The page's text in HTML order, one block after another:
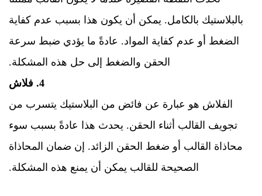
بالبلاستيك بالكامل. يمكن أن يكون هذا بسبب عدم كفاية
الضغط أو عدم كفاية المواد. عادةً ما يؤدي ضبط سرعة
الحقن والضغط إلى حل هذه المشكلة.
4. فلاش
الفلاش هو عبارة عن فائض من البلاستيك يتسرب من
تجويف القالب أثناء الحقن. يحدث هذا عادةً بسبب سوء
محاذاة القالب أو ضغط الحقن الزائد. إن ضمان المحاذاة
الصحيحة للقالب يمكن أن يمنع هذه المشكلة.